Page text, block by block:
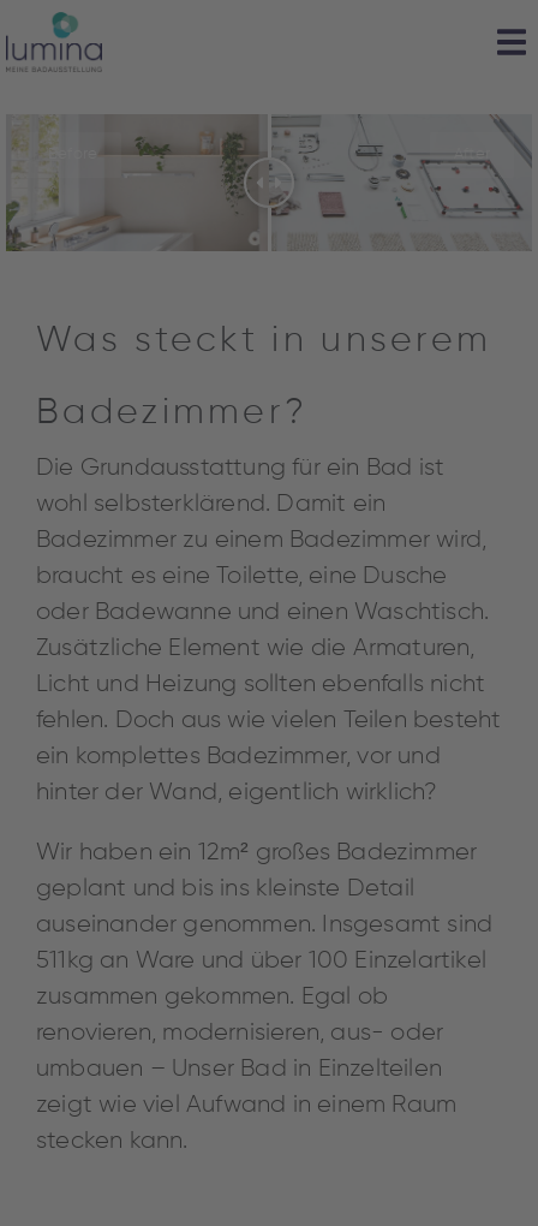
Was steckt in unserem
Badezimmer?
Die Grundausstattung für ein Bad ist
wohl selbsterklärend. Damit ein
Badezimmer zu einem Badezimmer wird,
braucht es eine Toilette, eine Dusche
oder Badewanne und einen Waschtisch.
Zusätzliche Element wie die Armaturen,
Licht und Heizung sollten ebenfalls nicht
fehlen. Doch aus wie vielen Teilen besteht
ein komplettes Badezimmer, vor und
hinter der Wand, eigentlich wirklich?
Wir haben ein 12m² großes Badezimmer
geplant und bis ins kleinste Detail
auseinander genommen. Insgesamt sind
511kg an Ware und über 100 Einzelartikel
zusammen gekommen. Egal ob
renovieren, modernisieren, aus- oder
umbauen – Unser Bad in Einzelteilen
zeigt wie viel Aufwand in einem Raum
stecken kann.